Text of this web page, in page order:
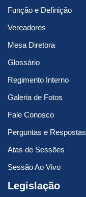
Função e Definição
Vereadores
Mesa Diretora
Glossário
Regimento Interno
Galeria de Fotos
Fale Conosco
Perguntas e Respostas
Atas de Sessões
Sessão Ao Vivo
Legislação